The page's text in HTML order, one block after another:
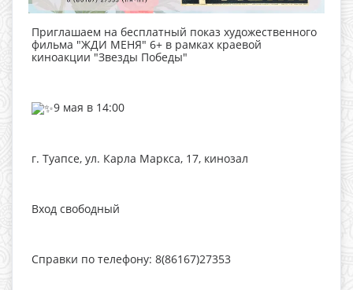
Приглашаем на бесплатный показ художественного
фильма "ЖДИ МЕНЯ" 6+ в рамках краевой
киноакции "Звезды Победы"
9 мая в 14:00
г. Туапсе, ул. Карла Маркса, 17, кинозал
Вход свободный
Справки по телефону: 8(86167)27353